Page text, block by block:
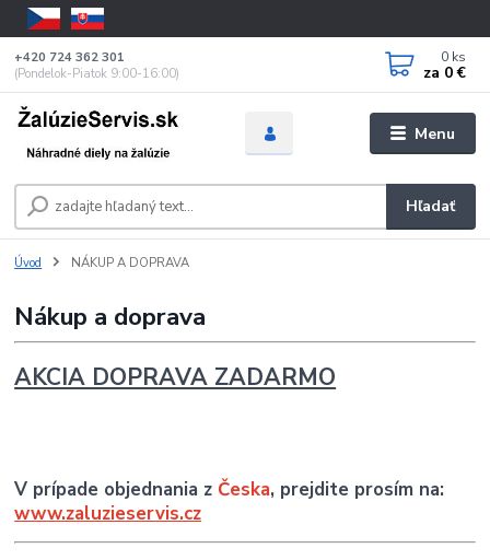
Menu
Hľadať
+420 724 362 301
(Pondelok-Piatok 9:00-16:00)
0 ks
za 0 €
Úvod NÁKUP A DOPRAVA
Nákup a doprava
AKCIA DOPRAVA ZADARMO
V prípade objednania z Česka, prejdite prosím na:
www.zaluzieservis.cz